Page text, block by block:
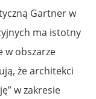
Gartner w
ma istotny
w obszarze
że architekci
w zakresie